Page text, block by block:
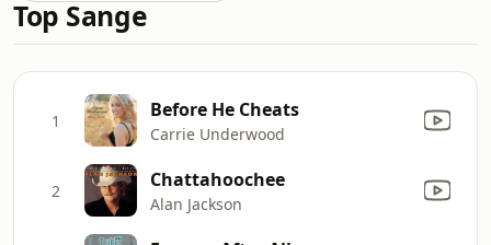
Top Sange
1 Before He Cheats
Carrie Underwood
2 Chattahoochee
Alan Jackson